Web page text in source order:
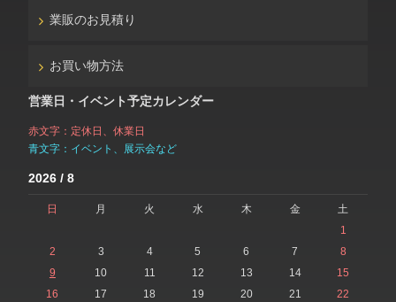
業販のお見積り
お買い物方法
営業日・イベント予定カレンダー
赤文字：定休日、休業日
青文字：イベント、展示会など
2026 / 8
日 月 火 水 木 金
土
1
2
3 4 5 6 7
8
9
10 11 12 13 14
15
16
17 18 19 20 21
22